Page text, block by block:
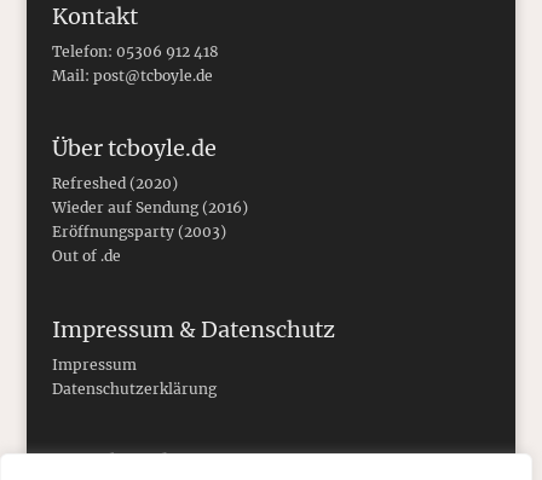
Kontakt
Telefon: 05306 912 418
Mail: post@tcboyle.de
Über tcboyle.de
Refreshed (2020)
Wieder auf Sendung (2016)
Eröffnungsparty (2003)
Out of .de
Impressum & Datenschutz
Impressum
Datenschutzerklärung
Social Media